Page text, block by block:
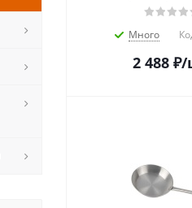
Много
2 488₽/